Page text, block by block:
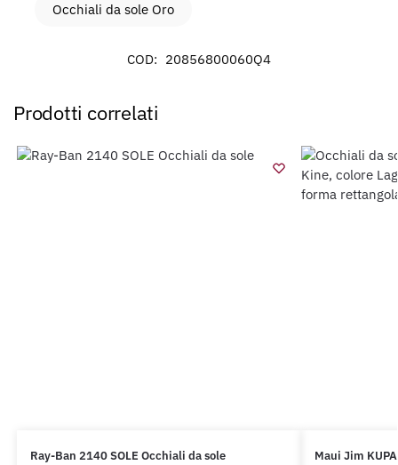
Occhiali da sole Oro
COD: 20856800060Q4
Prodotti correlati
Ray-Ban 2140 SOLE Occhiali da sole Maui Jim